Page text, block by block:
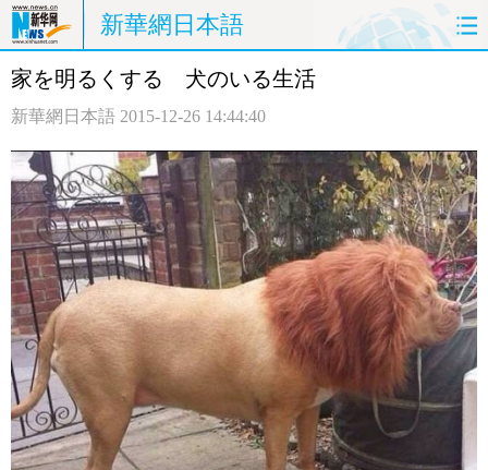
新華網日本語
ホームページ 政治
観光 評論 写真
中日対訳
家を明るくする 犬のいる生活
新華網日本語 2015-12-26 14:44:40